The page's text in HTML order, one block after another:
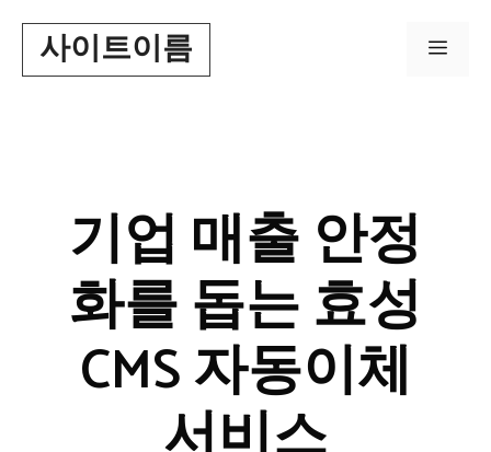
content사이트이름 Menu
기업 매출 안정
화를 돕는 효성
CMS 자동이체